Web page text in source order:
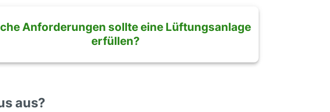
Anforderungen sollte eine Lüftungsanlage
erfüllen?
aus?